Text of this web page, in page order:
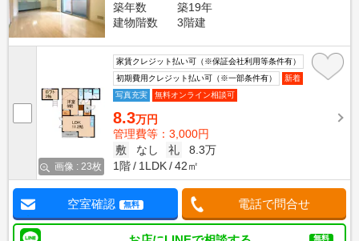
築年数
築19年
建物階数
3階建
画像 : 23枚
家賃クレジット払い可（※保証会社利用等条件有）
初期費用クレジット払い可（※一部条件有）
新着
写真充実
無料オンライン相談可
8.3万円
管理費等：3,000円
敷
なし 礼
8.3万
1階
1LDK 42㎡
空室確認 無料 電話で問合せ
無料